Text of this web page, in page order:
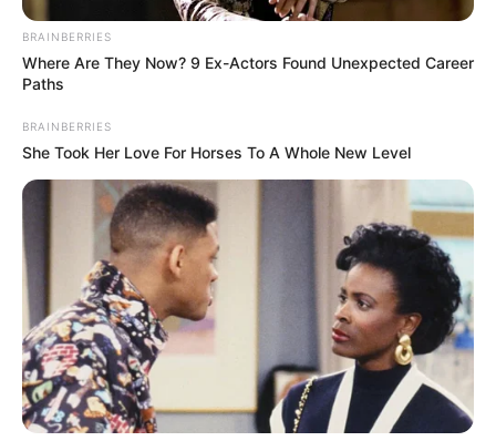
BRAINBERRIES
Where Are They Now? 9 Ex-Actors Found Unexpected Career
Paths
BRAINBERRIES
She Took Her Love For Horses To A Whole New Level